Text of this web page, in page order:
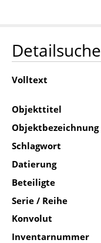
Detailsuche
Volltext
Objekttitel
Objektbezeichnung
Schlagwort
Datierung
Beteiligte
Serie / Reihe
Konvolut
Inventarnummer